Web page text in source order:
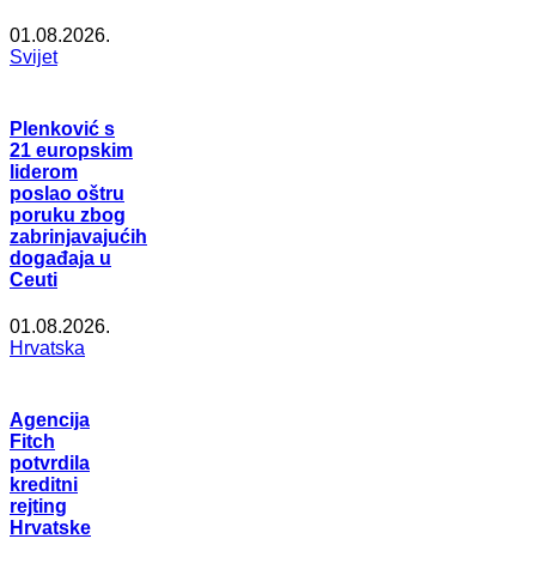
01.08.2026.
Svijet
Plenković s
21 europskim
liderom
poslao oštru
poruku zbog
zabrinjavajućih
događaja u
Ceuti
01.08.2026.
Hrvatska
Agencija
Fitch
potvrdila
kreditni
rejting
Hrvatske